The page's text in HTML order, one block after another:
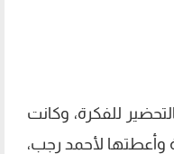
للفكرة، وكانت
لأحمد رجب،